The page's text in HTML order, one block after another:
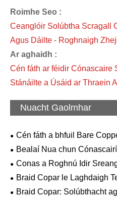
Roimhe Seo :
Ceanglóir Solúbtha Scragall
Agus Dáilte - Roghnaigh
Ar aghaidh :
Cén fáth ar féidir Cónascaire
Stánáilte a Úsáid ar Thraein
Nuacht Gaolmhar
Cén fáth a bhfuil Bare
maidir le Bonneagar
Nascacht Ard-Deireadh?
Bealaí Nua chun
Conas a Roghnú Idir
agus Babhta?
Braid Copar le Laghdaigh
Níos Áisiúla？
Braid Copar: Solúbthacht